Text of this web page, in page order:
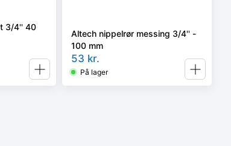
3/4'' 40
Altech nippelrør messing 3/4'' -
100 mm
53 kr.
På lager